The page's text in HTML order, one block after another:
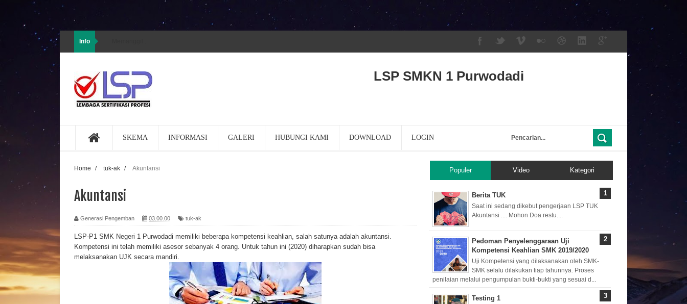
Info
LSP SMKN 1 Purwodadi
SKEMA INFORMASI GALERI HUBUNGI KAMI DOWNLOAD LOGIN
Home / tuk-ak / Akuntansi
Akuntansi
Generasi Pengemban 03.00.00 tuk-ak
LSP-P1 SMK Negeri 1 Purwodadi memiliki beberapa kompetensi keahlian, salah satunya adalah akuntansi.
Kompetensi ini telah memiliki asesor sebanyak 4 orang. Untuk tahun ini (2020) diharapkan sudah bisa
melaksanakan UJK secara mandiri.
Populer Video Kategori
Berita TUK
Saat ini sedang dikebut pengerjaan LSP TUK
Akuntansi .... Mohon Doa restu....
Pedoman Penyelenggaraan Uji
Kompetensi Keahlian SMK 2019/2020
Uji Kompetensi yang dilaksanakan oleh SMK-
SMK selalu dilakukan tiap tahunnya. Proses
penilaian melalui pengumpulan bukti-bukti yang sesuai d...
Testing 1